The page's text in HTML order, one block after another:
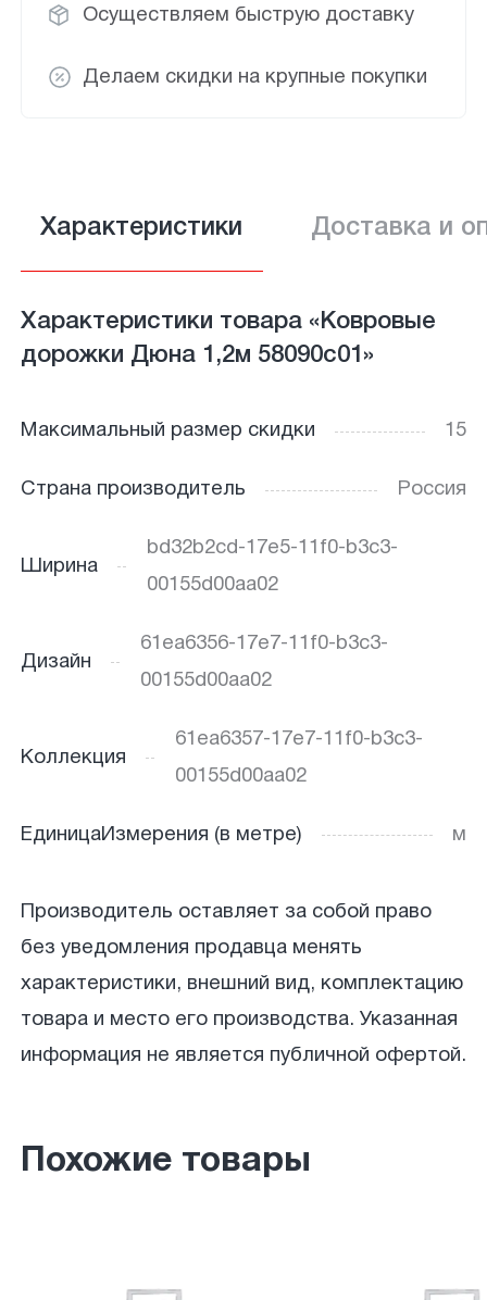
Осуществляем быструю доставку
Делаем скидки на крупные покупки
Характеристики Доставка и
Характеристики товара «Ковровые
дорожки Дюна 1,2м 58090с01»
Максимальный размер скидки 15
Страна производитель Россия
Ширина
bd32b2cd-17e5-11f0-b3c3-
00155d00aa02
Дизайн
61ea6356-17e7-11f0-b3c3-
00155d00aa02
Коллекция
61ea6357-17e7-11f0-b3c3-
00155d00aa02
ЕдиницаИзмерения (в метре) м
Производитель оставляет за собой право
без уведомления продавца менять
характеристики, внешний вид, комплектацию
товара и место его производства. Указанная
информация не является публичной офертой.
Похожие товары